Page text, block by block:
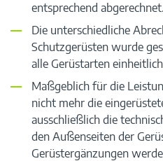
entsprechend abgerechnet.
Die unterschiedliche
Schutzgerüsten wurde
alle Gerüstarten
Maßgeblich für die
nicht mehr die
ausschließlich die
den Außenseiten der
Gerüstergänzungen